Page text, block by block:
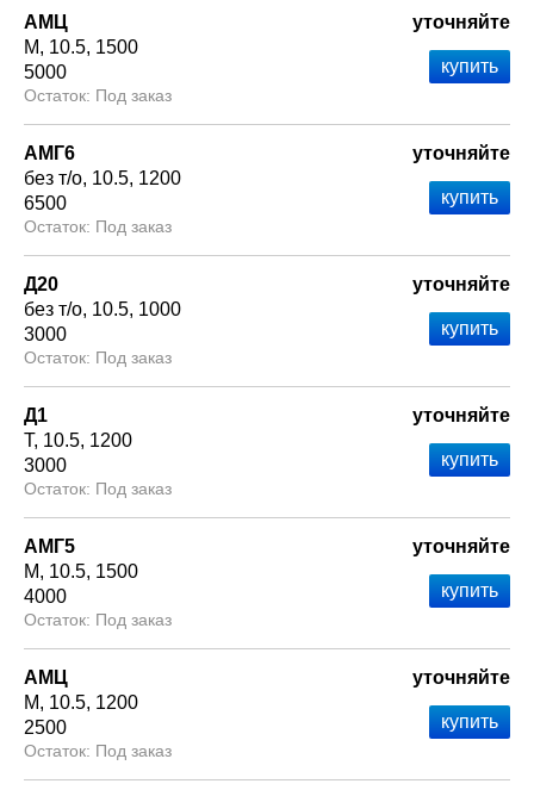
АМЦ
М
10.5 1500
5000
Под заказ
уточняйте
АМГ6
без т/о 10.5 1200
6500
Под заказ
уточняйте
Д20
без т/о 10.5 1000
3000
Под заказ
уточняйте
Д1
Т 10.5 1200
3000
Под заказ
уточняйте
АМГ5
М
10.5 1500
4000
Под заказ
уточняйте
АМЦ
М
10.5 1200
2500
Под заказ
уточняйте